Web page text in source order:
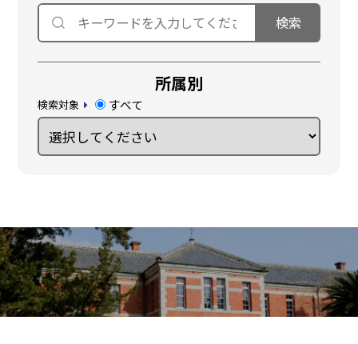
所属別
検索対象 すべて